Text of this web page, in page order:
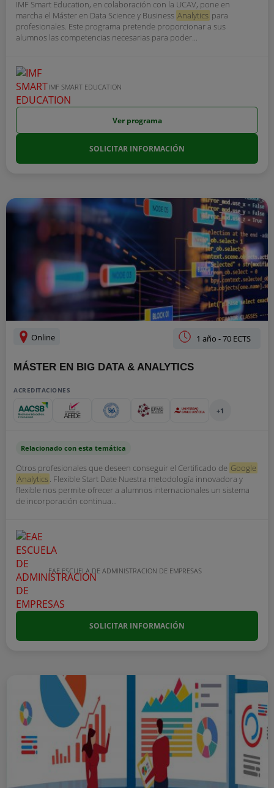
IMF Smart Education, en colaboración con la UCAV, pone en
marcha el Máster en Data Science y Business Analytics para
profesionales. Este programa pretende proporcionar a sus
alumnos las competencias necesarias para poder...
IMF SMART EDUCATION
Ver programa
SOLICITAR INFORMACIÓN
Online 1 año - 70 ECTS
MÁSTER EN BIG DATA & ANALYTICS
ACREDITACIONES
+1
Relacionado con esta temática
Otros profesionales que deseen conseguir el Certificado de Google
Analytics. Flexible Start Date Nuestra metodología innovadora y
flexible nos permite ofrecer a alumnos internacionales un sistema
de incorporación continua...
EAE ESCUELA DE ADMINISTRACION DE EMPRESAS
SOLICITAR INFORMACIÓN